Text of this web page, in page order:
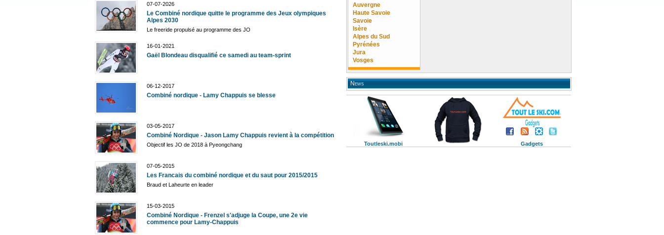
07-07-2026
Le Combiné nordique quitte le programme des Jeux olympiques
Alpes 2030
Le freeride propulsé au programme des JO
16-01-2021
Gaël Blondeau disqualifié ce samedi au team-sprint
06-12-2017
Combiné nordique - Lamy Chappuis se blesse
03-05-2017
Combiné Nordique - Jason Lamy Chappuis revient à la compétition
Objectif les JO de 2018 à Pyeongchang
07-05-2015
Les Francais du combiné nordique et du saut pour 2015/2015
Braud et Laheurte en leader
15-03-2015
Combiné Nordique - Frenzel s'adjuge la Coupe, une 2e vie
commence pour Lamy-Chappuis
Auvergne
Haute Savoie
Savoie
Isère
Alpes du Sud
Pyrénées
Jura
Vosges
News
Toutleski.mobi Gadgets